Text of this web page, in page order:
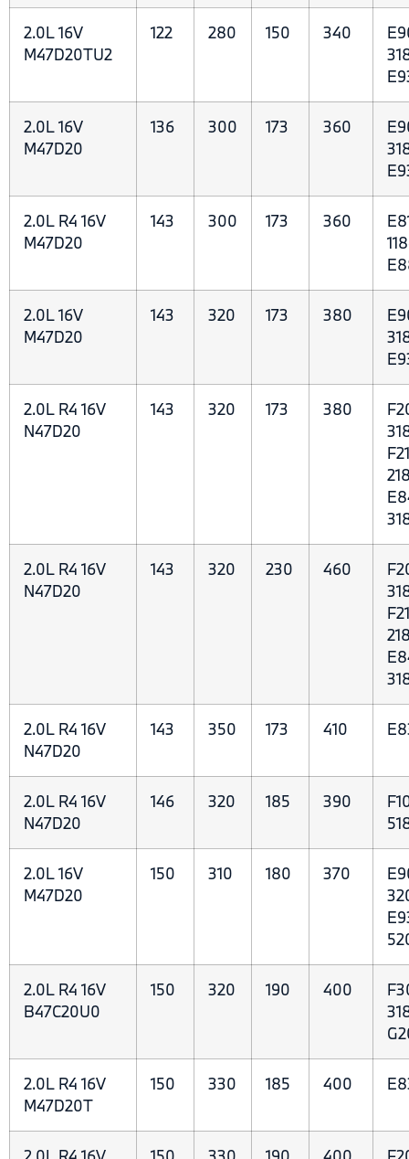
2.0L 16V
M47D20TU2
122 280 150 340
2.0L 16V
M47D20
136 300 173 360
2.0L R4 16V
M47D20
143 300 173 360
2.0L 16V
M47D20
143 320 173 380
2.0L R4 16V
N47D20
143 320 173 380
2.0L R4 16V
N47D20
143 320 230 460
2.0L R4 16V
N47D20
143 350 173 410
2.0L R4 16V
N47D20
146 320 185 390
2.0L 16V
M47D20
150 310 180 370
2.0L R4 16V
B47C20U0
150 320 190 400
2.0L R4 16V
M47D20T
150 330 185 400